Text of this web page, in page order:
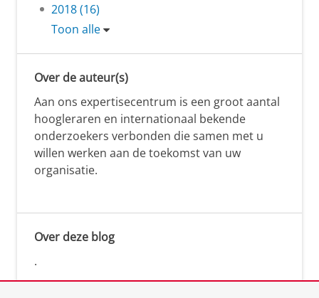
2018 (16)
Toon alle
Over de auteur(s)
Aan ons expertisecentrum is een groot aantal
hoogleraren en internationaal bekende
onderzoekers verbonden die samen met u
willen werken aan de toekomst van uw
organisatie.
Over deze blog
.